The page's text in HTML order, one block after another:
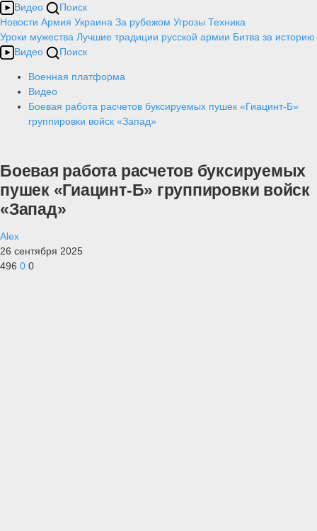
Видео
Поиск
Новости Армия Украина За рубежом Угрозы Техника
Уроки мужества Лучшие традиции русской армии Битва за историю
Видео
Поиск
Военная платформа
Видео
Боевая работа расчетов буксируемых пушек «Гиацинт-Б»
группировки войск «Запад»
Боевая работа расчетов буксируемых
пушек «Гиацинт-Б» группировки войск
«Запад»
Alex
26 сентября 2025
496 0 0